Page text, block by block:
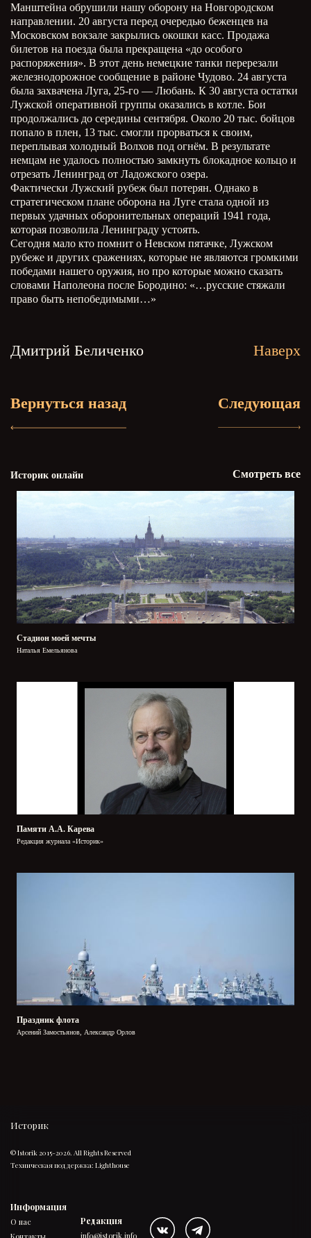
Манштейна обрушили нашу оборону на Новгородском
направлении. 20 августа перед очередью беженцев на
Московском вокзале закрылись окошки касс. Продажа
билетов на поезда была прекращена «до особого
распоряжения». В этот день немецкие танки перерезали
железнодорожное сообщение в районе Чудово. 24 августа
была захвачена Луга, 25-го — Любань. К 30 августа остатки
Лужской оперативной группы оказались в котле. Бои
продолжались до середины сентября. Около 20 тыс. бойцов
попало в плен, 13 тыс. смогли прорваться к своим,
переплывая холодный Волхов под огнём. В результате
немцам не удалось полностью замкнуть блокадное кольцо и
отрезать Ленинград от Ладожского озера.
Фактически Лужский рубеж был потерян. Однако в
стратегическом плане оборона на Луге стала одной из
первых удачных оборонительных операций 1941 года,
которая позволила Ленинграду устоять.
Сегодня мало кто помнит о Невском пятачке, Лужском
рубеже и других сражениях, которые не являются громкими
победами нашего оружия, но про которые можно сказать
словами Наполеона после Бородино: «…русские стяжали
право быть непобедимыми…»
Дмитрий Беличенко Наверх
Вернуться назад Следующая
Историк онлайн Смотреть все
Стадион моей мечты
Наталья Емельянова
Памяти А.А. Карева
Редакция журнала «Историк»
Праздник флота
Арсений Замостьянов, Александр Орлов
Историк
© Istorik 2015-2026. All Rights Reserved
Техническая поддержка: Lighthouse
Информация
О нас
Редакция
info@istorik.info